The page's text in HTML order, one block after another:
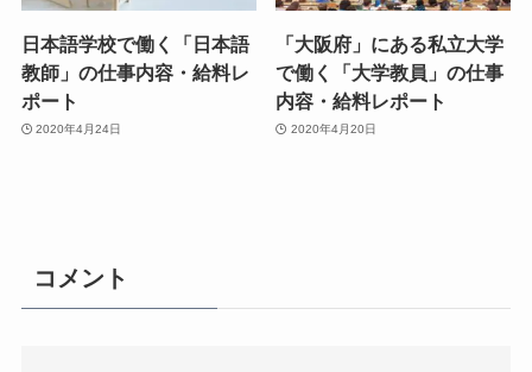
日本語学校で働く「日本語
教師」の仕事内容・給料レ
ポート
2020年4月24日
「大阪府」にある私立大学
で働く「大学教員」の仕事
内容・給料レポート
2020年4月20日
コメント